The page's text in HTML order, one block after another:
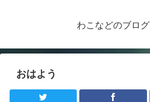
わこなどのブログ
おはよう